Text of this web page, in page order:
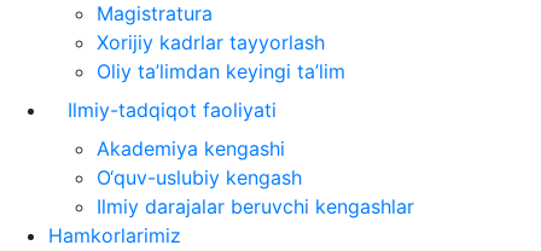
Magistratura
Xorijiy kadrlar tayyorlash
Oliy ta’limdan keyingi ta’lim
Ilmiy-tadqiqot faoliyati
Akademiya kengashi
O‘quv-uslubiy kengash
Ilmiy darajalar beruvchi kengashlar
Hamkorlarimiz